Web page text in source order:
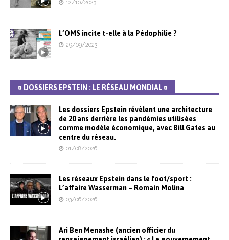
12/10/2023
L’OMS incite t-elle à la Pédophilie ?
29/09/2023
¤ DOSSIERS EPSTEIN : LE RÉSEAU MONDIAL ¤
Les dossiers Epstein révèlent une architecture
de 20 ans derrière les pandémies utilisées
comme modèle économique, avec Bill Gates au
centre du réseau.
01/08/2026
Les réseaux Epstein dans le foot/sport :
L’affaire Wasserman – Romain Molina
03/06/2026
Ari Ben Menashe (ancien officier du